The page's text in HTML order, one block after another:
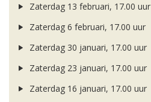
Zaterdag 13 februari, 17.00 uur
Zaterdag 6 februari, 17.00 uur
Zaterdag 30 januari, 17.00 uur
Zaterdag 23 januari, 17.00 uur
Zaterdag 16 januari, 17.00 uur